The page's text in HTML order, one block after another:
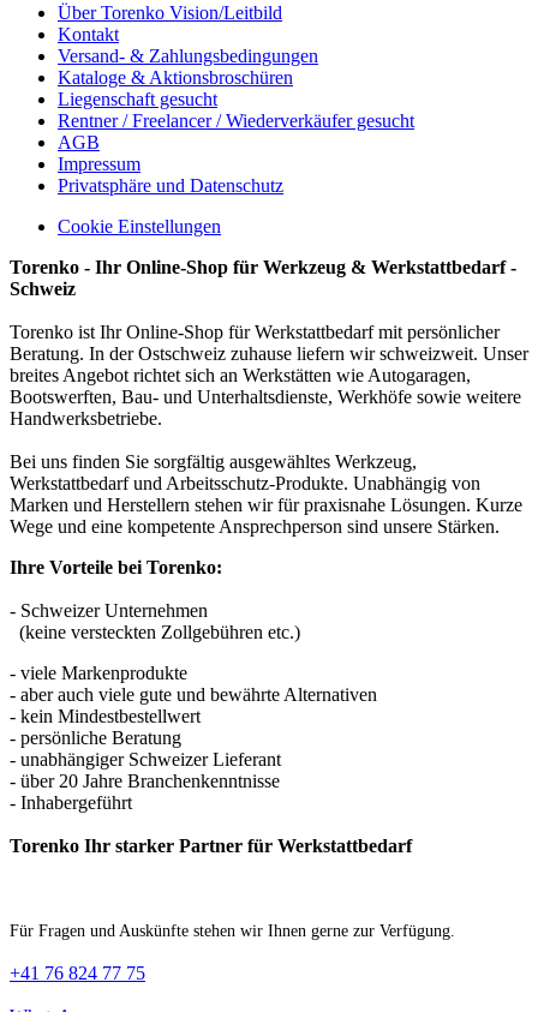
Über Torenko Vision/Leitbild
Kontakt
Versand- & Zahlungsbedingungen
Kataloge & Aktionsbroschüren
Liegenschaft gesucht
Rentner / Freelancer / Wiederverkäufer gesucht
AGB
Impressum
Privatsphäre und Datenschutz
Cookie Einstellungen
Torenko - Ihr Online-Shop für Werkzeug & Werkstattbedarf -
Schweiz
Torenko ist Ihr Online-Shop für Werkstattbedarf mit persönlicher
Beratung. In der Ostschweiz zuhause liefern wir schweizweit. Unser
breites Angebot richtet sich an Werkstätten wie Autogaragen,
Bootswerften, Bau- und Unterhaltsdienste, Werkhöfe sowie weitere
Handwerksbetriebe.
Bei uns finden Sie sorgfältig ausgewähltes Werkzeug,
Werkstattbedarf und Arbeitsschutz-Produkte. Unabhängig von
Marken und Herstellern stehen wir für praxisnahe Lösungen. Kurze
Wege und eine kompetente Ansprechperson sind unsere Stärken.
Ihre Vorteile bei Torenko:
- Schweizer Unternehmen
(keine versteckten Zollgebühren etc.)
- viele Markenprodukte
- aber auch viele gute und bewährte Alternativen
- kein Mindestbestellwert
- persönliche Beratung
- unabhängiger Schweizer Lieferant
- über 20 Jahre Branchenkenntnisse
- Inhabergeführt
Torenko Ihr starker Partner für Werkstattbedarf
Für Fragen und Auskünfte stehen wir Ihnen gerne zur Verfügung.
+41 76 824 77 75